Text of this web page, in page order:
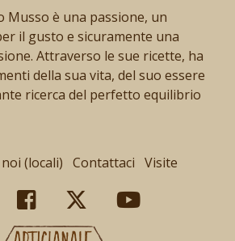
Musso è una passione, un
il gusto e sicuramente una
Attraverso le sue ricette, ha
della sua vita, del suo essere
ricerca del perfetto equilibrio
(locali) Contattaci Visite